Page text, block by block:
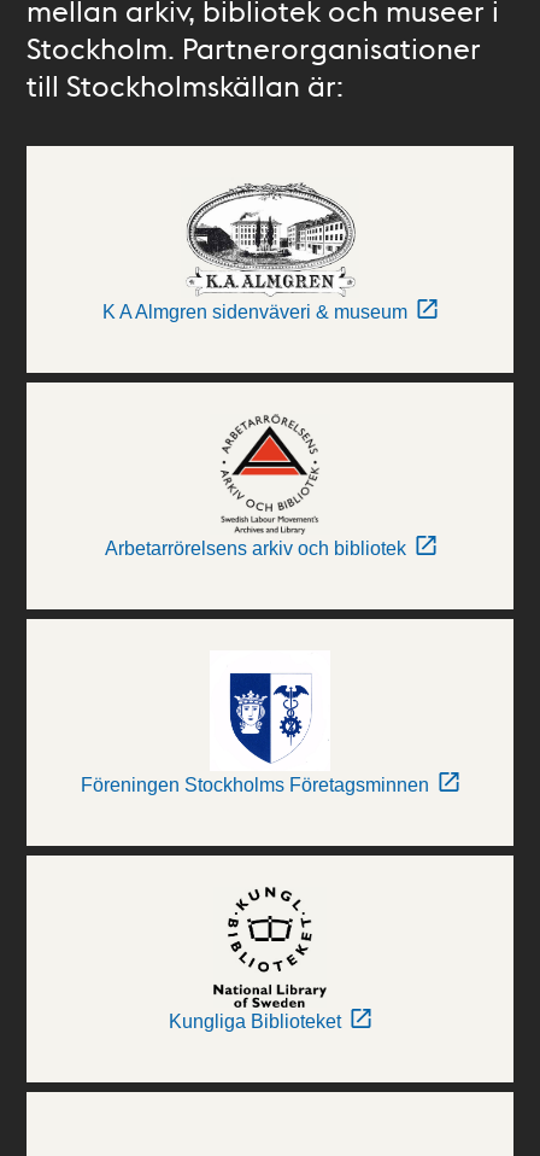
mellan arkiv, bibliotek och museer i
Stockholm. Partnerorganisationer
till Stockholmskällan är:
K A Almgren sidenväveri & museum
Arbetarrörelsens arkiv och bibliotek
Föreningen Stockholms Företagsminnen
Kungliga Biblioteket